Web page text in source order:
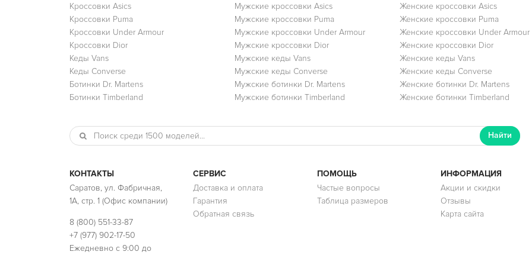
Кроссовки Asics
Кроссовки Puma
Кроссовки Under Armour
Кроссовки Dior
Кеды Vans
Кеды Converse
Ботинки Dr. Martens
Ботинки Timberland
Мужские кроссовки Asics
Мужские кроссовки Puma
Мужские кроссовки Under Armour
Мужские кроссовки Dior
Мужские кеды Vans
Мужские кеды Converse
Мужские ботинки Dr. Martens
Мужские ботинки Timberland
Женские кроссовки Asics
Женские кроссовки Puma
Женские кроссовки Under Armour
Женские кроссовки Dior
Женские кеды Vans
Женские кеды Converse
Женские ботинки Dr. Martens
Женские ботинки Timberland
Найти
КОНТАКТЫ
Саратов, ул. Фабричная,
1А, стр. 1 (Офис компании)
8 (800) 551-33-87
+7 (977) 902-17-50
Ежедневно с 9:00 до
СЕРВИС
Доставка и оплата
Гарантия
Обратная связь
ПОМОЩЬ
Частые вопросы
Таблица размеров
ИНФОРМАЦИЯ
Акции и скидки
Отзывы
Карта сайта